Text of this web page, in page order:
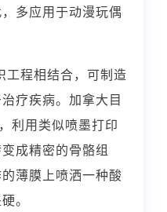
多应用于动漫玩偶
程相结合，可制造
疗疾病。加拿大目
利用类似喷墨打印
成精密的骨骼组
薄膜上喷洒一种酸
。